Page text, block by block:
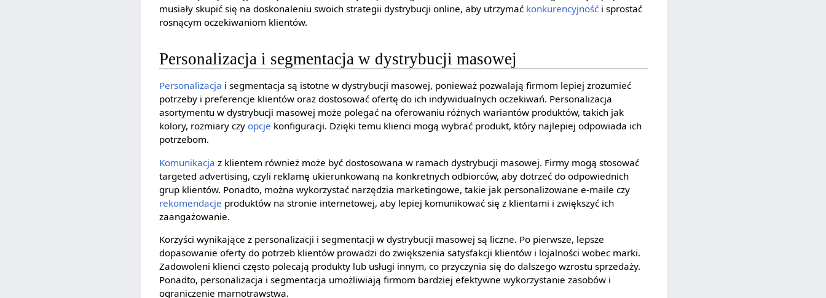
musiały skupić się na doskonaleniu swoich strategii dystrybucji online, aby utrzymać konkurencyjność i sprostać
rosnącym oczekiwaniom klientów.
Personalizacja i segmentacja w dystrybucji masowej
Personalizacja i segmentacja są istotne w dystrybucji masowej, ponieważ pozwalają firmom lepiej zrozumieć
potrzeby i preferencje klientów oraz dostosować ofertę do ich indywidualnych oczekiwań. Personalizacja
asortymentu w dystrybucji masowej może polegać na oferowaniu różnych wariantów produktów, takich jak
kolory, rozmiary czyopcje konfiguracji. Dzięki temu klienci mogą wybrać produkt, który najlepiej odpowiada ich
potrzebom.
Komunikacja z klientem również może być dostosowana w ramach dystrybucji masowej. Firmy mogą stosować
targeted advertising, czyli reklamę ukierunkowaną na konkretnych odbiorców, aby dotrzeć do odpowiednich
grup klientów. Ponadto, można wykorzystać narzędzia marketingowe, takie jak personalizowane e-maile czy
rekomendacje produktów na stronie internetowej, aby lepiej komunikować się z klientami i zwiększyć ich
zaangażowanie.
Korzyści wynikające z personalizacji i segmentacji w dystrybucji masowej są liczne. Po pierwsze, lepsze
dopasowanie oferty do potrzeb klientów prowadzi do zwiększenia satysfakcji klientów i lojalności wobec marki.
Zadowoleni klienci często polecają produkty lub usługi innym, co przyczynia się do dalszego wzrostu sprzedaży.
Ponadto, personalizacja i segmentacja umożliwiają firmom bardziej efektywne wykorzystanie zasobów i
ograniczenie marnotrawstwa.